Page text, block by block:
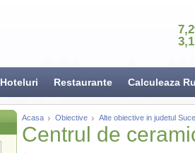
Hoteluri Restaurante Calculeaza
Acasa Obiective Alte obiective in judetul
Centrul de